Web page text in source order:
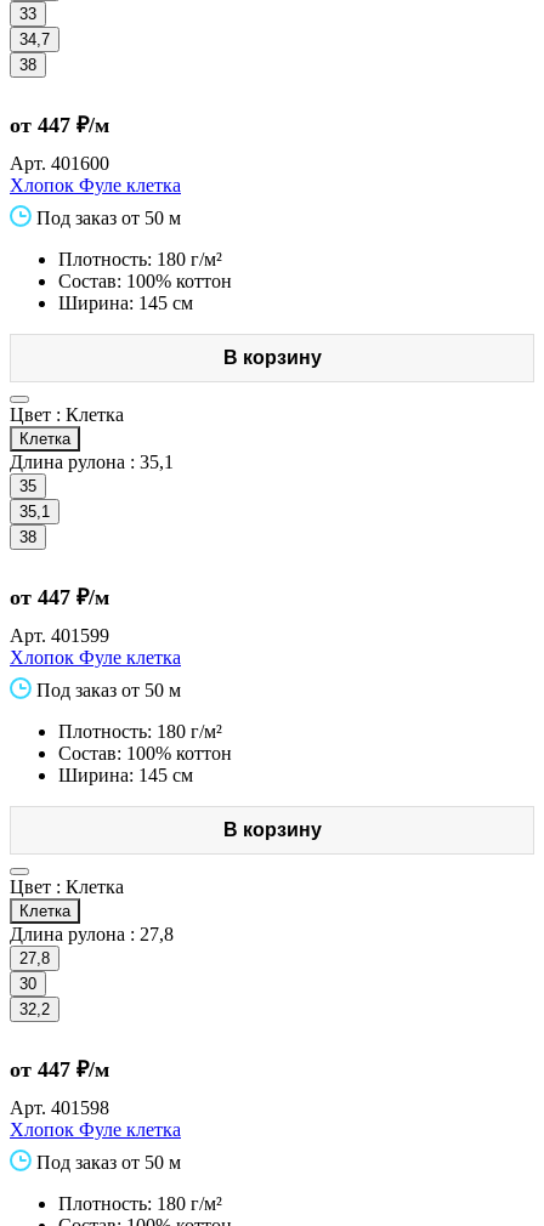
33
34,7
38
от 447 ₽/м
Арт. 401600
Хлопок Фуле клетка
Под заказ от 50 м
Плотность: 180 г/м²
Состав: 100% коттон
Ширина: 145 см
В корзину
Цвет : Клетка
Клетка
Длина рулона : 35,1
35
35,1
38
от 447 ₽/м
Арт. 401599
Хлопок Фуле клетка
Под заказ от 50 м
Плотность: 180 г/м²
Состав: 100% коттон
Ширина: 145 см
В корзину
Цвет : Клетка
Клетка
Длина рулона : 27,8
27,8
30
32,2
от 447 ₽/м
Арт. 401598
Хлопок Фуле клетка
Под заказ от 50 м
Плотность: 180 г/м²